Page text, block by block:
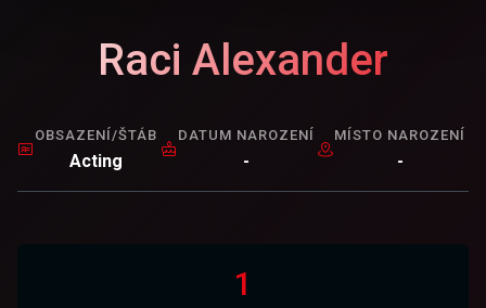
Raci Alexander
OBSAZENÍ/ŠTÁB
Acting
DATUM NAROZENÍ
-
MÍSTO NAROZENÍ
-
1